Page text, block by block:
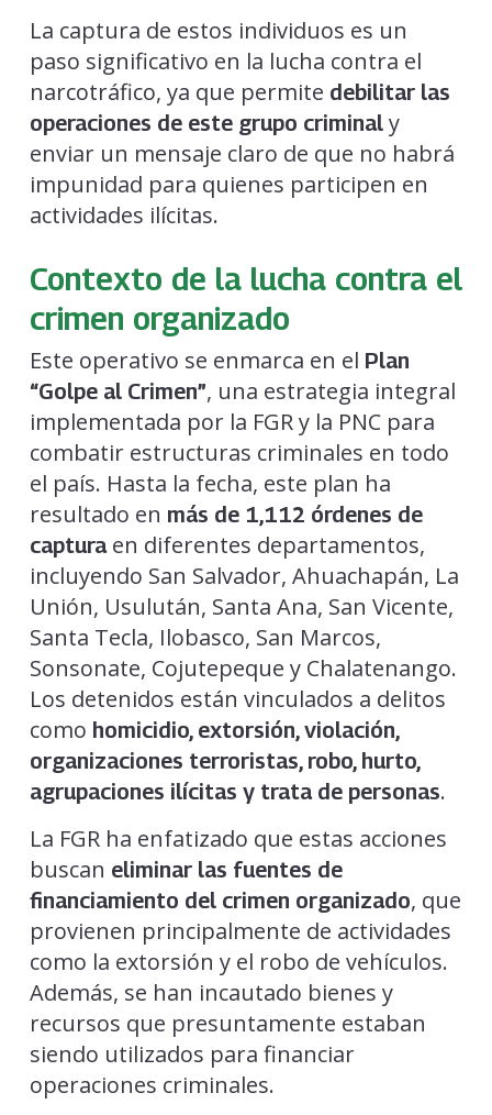
La captura de estos individuos es un
paso significativo en la lucha contra el
narcotráfico, ya que permite debilitar las
operaciones de este grupo criminaly
enviar un mensaje claro de que no habrá
impunidad para quienes participen en
actividades ilícitas.
Contexto de la lucha contra el
crimen organizado
Este operativo se enmarca en el Plan
“Golpe al Crimen”, una estrategia integral
implementada por la FGR y la PNC para
combatir estructuras criminales en todo
el país. Hasta la fecha, este plan ha
resultado en más de 1,112 órdenes de
capturaen diferentes departamentos,
incluyendo San Salvador, Ahuachapán, La
Unión, Usulután, Santa Ana, San Vicente,
Santa Tecla, Ilobasco, San Marcos,
Sonsonate, Cojutepeque y Chalatenango.
Los detenidos están vinculados a delitos
como homicidio, extorsión, violación,
organizaciones terroristas, robo, hurto,
agrupaciones ilícitas y trata de personas.
La FGR ha enfatizado que estas acciones
buscan eliminar las fuentes de
financiamiento del crimen organizado, que
provienen principalmente de actividades
como la extorsión y el robo de vehículos.
Además, se han incautado bienes y
recursos que presuntamente estaban
siendo utilizados para financiar
operaciones criminales.